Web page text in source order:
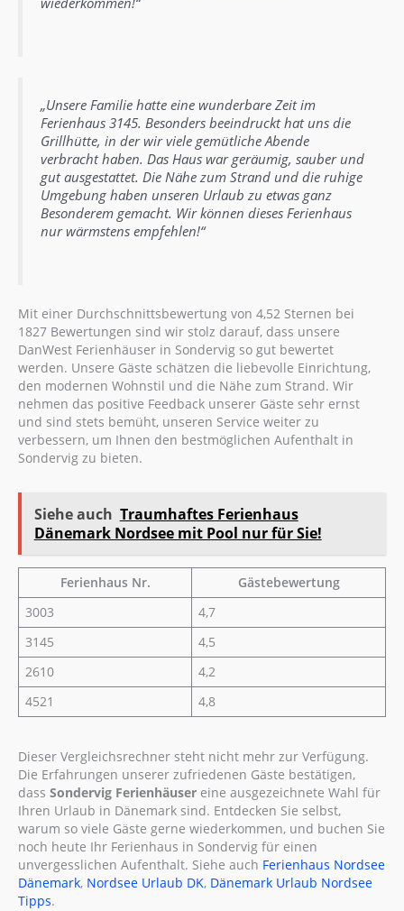
„Unsere Familie hatte eine wunderbare Zeit im
Ferienhaus 3145. Besonders beeindruckt hat uns die
Grillhütte, in der wir viele gemütliche Abende
verbracht haben. Das Haus war geräumig, sauber und
gut ausgestattet. Die Nähe zum Strand und die ruhige
Umgebung haben unseren Urlaub zu etwas ganz
Besonderem gemacht. Wir können dieses Ferienhaus
nur wärmstens empfehlen!“
Mit einer Durchschnittsbewertung von 4,52 Sternen bei
1827 Bewertungen sind wir stolz darauf, dass unsere
DanWest Ferienhäuser in Sondervig so gut bewertet
werden. Unsere Gäste schätzen die liebevolle Einrichtung,
den modernen Wohnstil und die Nähe zum Strand. Wir
nehmen das positive Feedback unserer Gäste sehr ernst
und sind stets bemüht, unseren Service weiter zu
verbessern, um Ihnen den bestmöglichen Aufenthalt in
Sondervig zu bieten.
Siehe auch Traumhaftes Ferienhaus
Dänemark Nordsee mit Pool nur für Sie!
Ferienhaus Nr.
Gästebewertung
3003
4,7
3145
4,5
2610
4,2
4521
4,8
Dieser Vergleichsrechner steht nicht mehr zur Verfügung.
Die Erfahrungen unserer zufriedenen Gäste bestätigen,
dass Sondervig Ferienhäuser eine ausgezeichnete Wahl für
Ihren Urlaub in Dänemark sind. Entdecken Sie selbst,
warum so viele Gäste gerne wiederkommen, und buchen Sie
noch heute Ihr Ferienhaus in Sondervig für einen
unvergesslichen Aufenthalt. Siehe auch Ferienhaus Nordsee
Dänemark, Nordsee Urlaub DK, Dänemark Urlaub Nordsee
Tipps.